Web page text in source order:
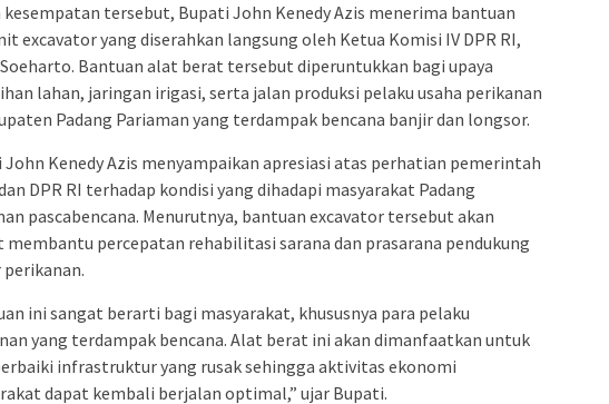
kesempatan tersebut, Bupati John Kenedy Azis menerima bantuan
excavator yang diserahkan langsung oleh Ketua Komisi IV DPR RI,
Bantuan alat berat tersebut diperuntukkan bagi upaya
lahan, jaringan irigasi, serta jalan produksi pelaku usaha perikanan
Padang Pariaman yang terdampak bencana banjir dan longsor.
John Kenedy Azis menyampaikan apresiasi atas perhatian pemerintah
DPR RI terhadap kondisi yang dihadapi masyarakat Padang
pascabencana. Menurutnya, bantuan excavator tersebut akan
membantu percepatan rehabilitasi sarana dan prasarana pendukung
ini sangat berarti bagi masyarakat, khususnya para pelaku
yang terdampak bencana. Alat berat ini akan dimanfaatkan untuk
infrastruktur yang rusak sehingga aktivitas ekonomi
dapat kembali berjalan optimal,” ujar Bupati.